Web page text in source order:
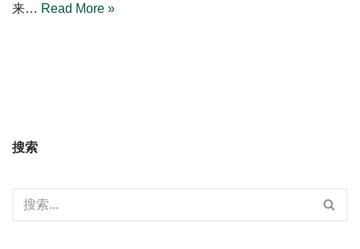
来… Read More »
搜索